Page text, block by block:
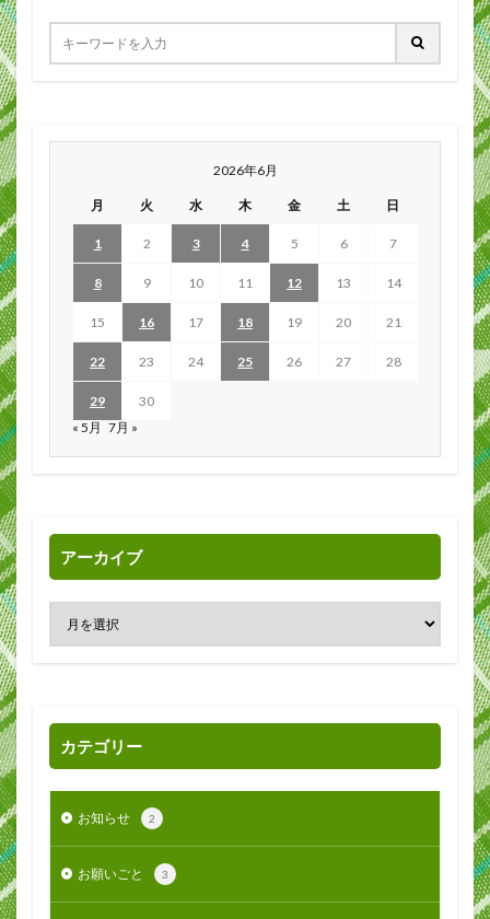
2026年6月
月 火 水 木 金 土 日
1 2 3 4 5 6 7
8 9 10 11 12 13 14
15 16 17 18 19 20 21
22 23 24 25 26 27 28
29
30
« 5月 7月 »
アーカイブ
カテゴリー
お知らせ 2
お願いごと 3